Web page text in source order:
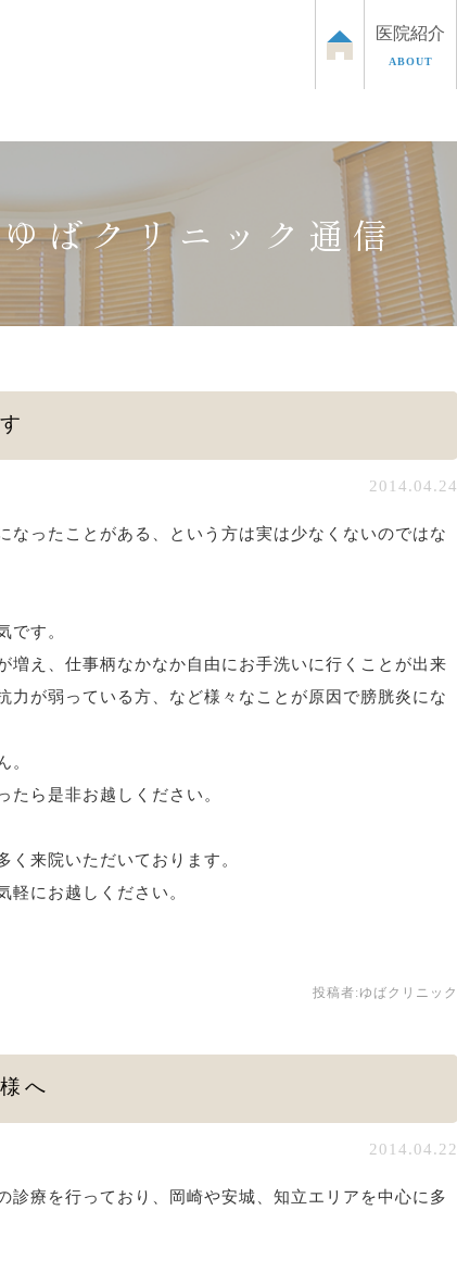
医院紹介
ABOUT
お悩み お子さまの泌尿器のお悩み ED治療
ゆばクリニック通信
2014.04.24
なったことがある、という方は実は少なくないのではな
です。
増え、仕事柄なかなか自由にお手洗いに行くことが出来
力が弱っている方、など様々なことが原因で膀胱炎にな
。
たら是非お越しください。
来院いただいております。
軽にお越しください。
投稿者: ゆばクリニック
へ
2014.04.22
診療を行っており、岡崎や安城、知立エリアを中心に多